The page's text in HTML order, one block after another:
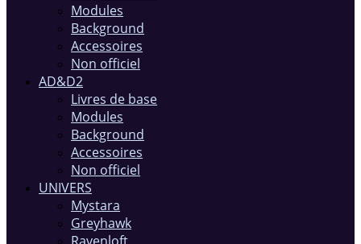
Modules
Background
Accessoires
Non officiel
AD&D2
Livres de base
Modules
Background
Accessoires
Non officiel
UNIVERS
Mystara
Greyhawk